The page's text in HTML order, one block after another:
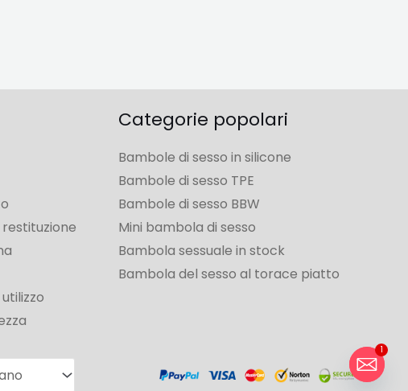
Categorie popolari
Bambole di sesso in silicone
Bambole di sesso TPE
Bambole di sesso BBW
Mini bambola di sesso
Bambola sessuale in stock
Bambola del sesso al torace piatto
1